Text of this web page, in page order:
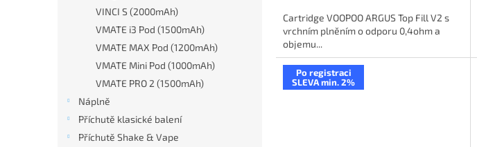
VINCI S (2000mAh)
VMATE i3 Pod (1500mAh)
VMATE MAX Pod (1200mAh)
VMATE Mini Pod (1000mAh)
VMATE PRO 2 (1500mAh)
Náplně
Příchutě klasické balení
Příchutě Shake & Vape
Cartridge VOOPOO ARGUS Top Fill V2 s
vrchním plněním o odporu 0,4ohm a
objemu...
Po registraci
SLEVA min. 2%